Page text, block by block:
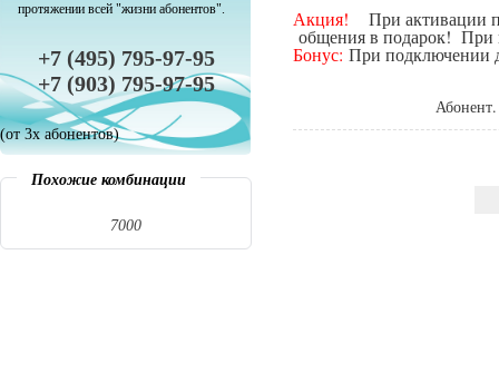
протяжении всей "жизни абонентов".
+7 (495) 795-97-95
+7 (903) 795-97-95
(от 3х абонентов)
Похожие комбинации
7000
Акция! При активации
общения в подарок! При
Бонус: При подключении